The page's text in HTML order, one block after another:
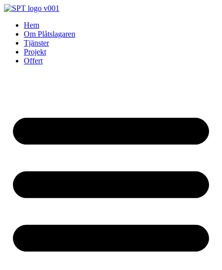
Skip
contentHem
Om Plåtslagaren
Tjänster
Projekt
Offert